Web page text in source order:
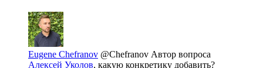
Eugene Chefranov @Chefranov Автор вопроса
Алексей Уколов, какую конкретику добавить?